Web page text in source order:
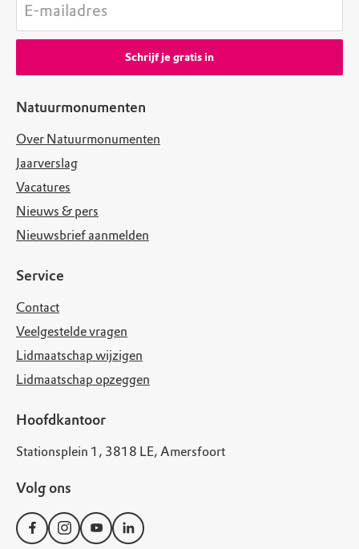
Natuurmonumenten
Over Natuurmonumenten
Jaarverslag
Vacatures
Nieuws & pers
Nieuwsbrief aanmelden
Service
Contact
Veelgestelde vragen
Lidmaatschap wijzigen
Lidmaatschap opzeggen
Hoofdkantoor
Stationsplein 1, 3818 LE, Amersfoort
Volg ons
E-mailadres
Schrijf je gratis in